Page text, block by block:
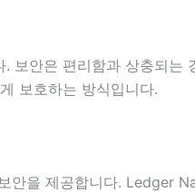
보안은 편리함과 상충되는
보호하는 방식입니다.
안을 제공합니다. Ledger